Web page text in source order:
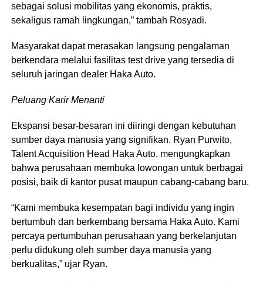
sebagai solusi mobilitas yang ekonomis, praktis,
sekaligus ramah lingkungan,” tambah Rosyadi.
Masyarakat dapat merasakan langsung pengalaman
berkendara melalui fasilitas test drive yang tersedia di
seluruh jaringan dealer Haka Auto.
Peluang Karir Menanti
Ekspansi besar-besaran ini diiringi dengan kebutuhan
sumber daya manusia yang signifikan. Ryan Purwito,
Talent Acquisition Head Haka Auto, mengungkapkan
bahwa perusahaan membuka lowongan untuk berbagai
posisi, baik di kantor pusat maupun cabang-cabang baru.
“Kami membuka kesempatan bagi individu yang ingin
bertumbuh dan berkembang bersama Haka Auto. Kami
percaya pertumbuhan perusahaan yang berkelanjutan
perlu didukung oleh sumber daya manusia yang
berkualitas,” ujar Ryan.